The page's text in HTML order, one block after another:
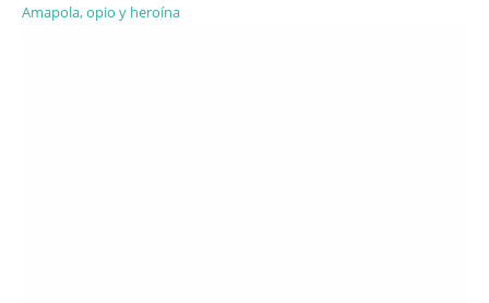
Amapola, opio y heroína